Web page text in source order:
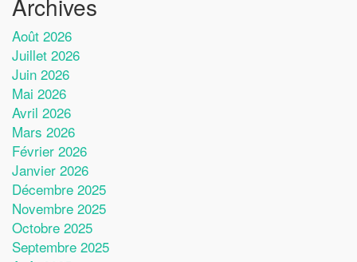
Août 2026
Juillet 2026
Juin 2026
Mai 2026
Avril 2026
Mars 2026
Février 2026
Janvier 2026
Décembre 2025
Novembre 2025
Octobre 2025
Septembre 2025